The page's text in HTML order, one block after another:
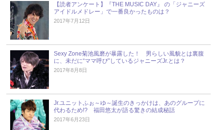
【読者アンケート】『THE MUSIC DAY』 の「ジャニーズ
アイドルメドレー」で一番良かったものは？
2017年7月12日
Sexy Zone菊池風磨が暴露した！ 男らしい風貌とは裏腹
に、未だに“ママ呼び”しているジャニーズJr.とは？
2017年8月8日
Jr.ユニットふぉ～ゆ～誕生のきっかけは、あのグループに
代わるため!? 福田悠太が語る驚きの結成秘話
2017年6月23日